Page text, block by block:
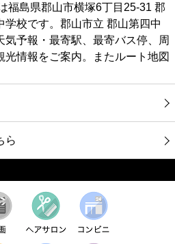
福島県郡山市横塚6丁目25-31 郡
学校です。郡山市立 郡山第四中
予報・最寄駅、最寄バス停、周
情報をご案内。またルート地図
ら